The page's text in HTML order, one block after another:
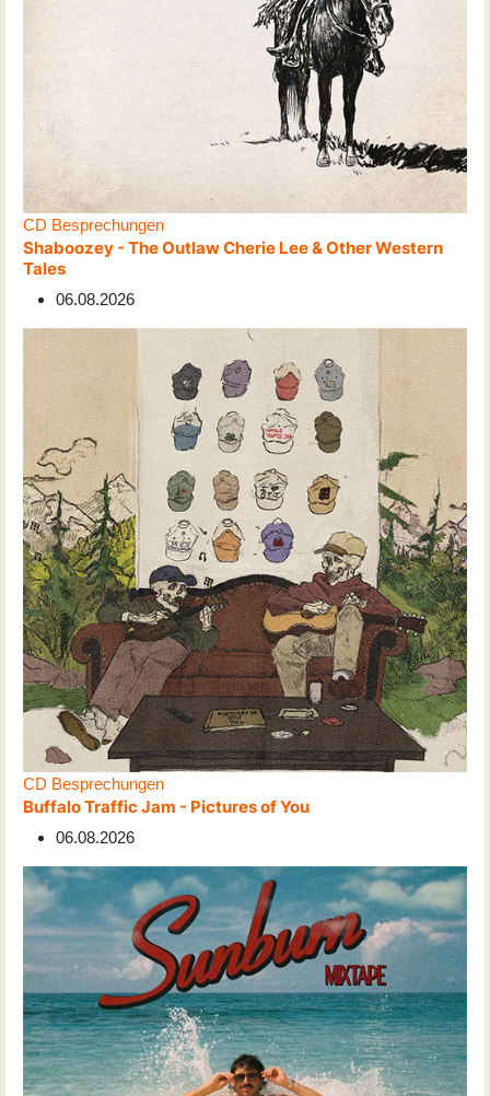
CD Besprechungen
Shaboozey - The Outlaw Cherie Lee & Other Western
Tales
06.08.2026
CD Besprechungen
Buffalo Traffic Jam - Pictures of You
06.08.2026